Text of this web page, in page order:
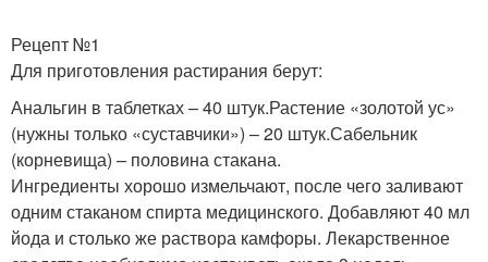
Рецепт №1
Для приготовления растирания берут:
Анальгин в таблетках – 40 штук.Растение «золотой ус»
(нужны только «суставчики») – 20 штук.Сабельник
(корневища) – половина стакана.
Ингредиенты хорошо измельчают, после чего заливают
одним стаканом спирта медицинского. Добавляют 40 мл
йода и столько же раствора камфоры. Лекарственное